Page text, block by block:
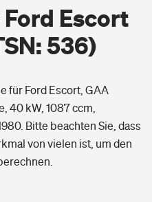
Escort
536)
für Ford Escort, GAA
40 kW, 1087 ccm,
Bitte beachten Sie, dass
von vielen ist, um den